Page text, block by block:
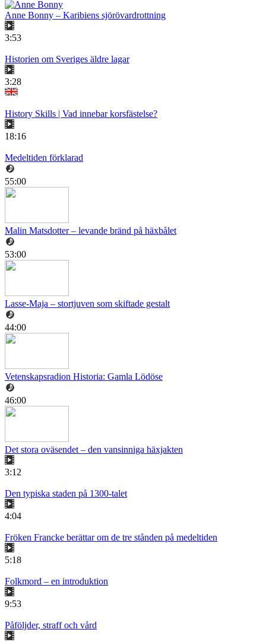
Anne Bonny – Karibiens sjörövardrottning
3:53
Historien om Sveriges äldre lagar
3:28
History Skills | Vad innebar korsfästelse?
18:16
Medeltiden förklarad
55:00
Malin Matsdotter – levande bränd på häxbålet
53:00
Lasse-Maja – stortjuven som skiftade gestalt
44:00
Vetenskapsradion Historia: Gamla Lödöse
46:00
Det stora oväsendet – den vansinniga häxjakten
3:12
Den typiska staden på 1300-talet
4:04
Fröken Francke berättar om de tre stånden på medeltiden
5:18
Folkmord – en introduktion
9:53
Påföljder, straff och vård